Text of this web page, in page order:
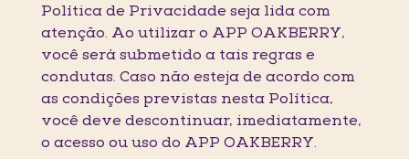
Política de Privacidade seja lida com
atenção. Ao utilizar o APP OAKBERRY,
você será submetido a tais regras e
condutas. Caso não esteja de acordo com
as condições previstas nesta Política,
você deve descontinuar, imediatamente,
o acesso ou uso do APP OAKBERRY.